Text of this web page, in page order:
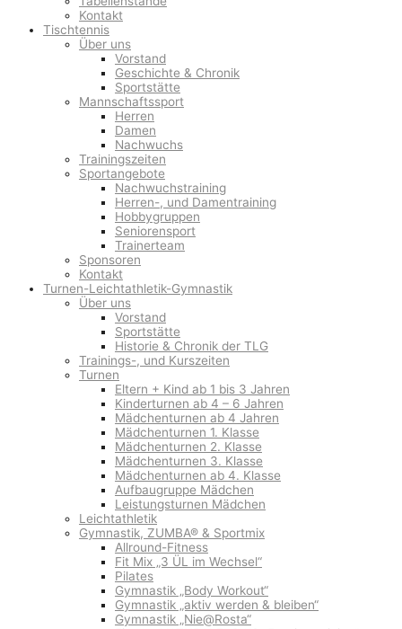
Kontakt
Tischtennis
Über uns
Vorstand
Geschichte & Chronik
Sportstätte
Mannschaftssport
Herren
Damen
Nachwuchs
Trainingszeiten
Sportangebote
Nachwuchstraining
Herren-, und Damentraining
Hobbygruppen
Seniorensport
Trainerteam
Sponsoren
Kontakt
Turnen-Leichtathletik-Gymnastik
Über uns
Vorstand
Sportstätte
Historie & Chronik der TLG
Trainings-, und Kurszeiten
Turnen
Eltern + Kind ab 1 bis 3 Jahren
Kinderturnen ab 4 – 6 Jahren
Mädchenturnen ab 4 Jahren
Mädchenturnen 1. Klasse
Mädchenturnen 2. Klasse
Mädchenturnen 3. Klasse
Mädchenturnen ab 4. Klasse
Aufbaugruppe Mädchen
Leistungsturnen Mädchen
Leichtathletik
Gymnastik, ZUMBA® & Sportmix
Allround-Fitness
Fit Mix „3 ÜL im Wechsel“
Pilates
Gymnastik „Body Workout“
Gymnastik „aktiv werden & bleiben“
Gymnastik „Nie@Rosta“